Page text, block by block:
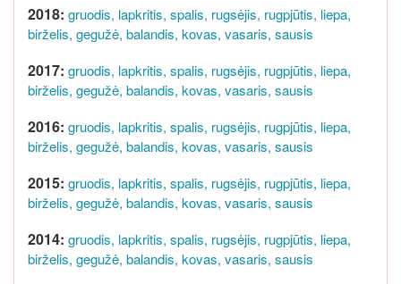
2018: gruodis, lapkritis, spalis, rugsėjis, rugpjūtis, liepa,
birželis, gegužė, balandis, kovas, vasaris, sausis
2017: gruodis, lapkritis, spalis, rugsėjis, rugpjūtis, liepa,
birželis, gegužė, balandis, kovas, vasaris, sausis
2016: gruodis, lapkritis, spalis, rugsėjis, rugpjūtis, liepa,
birželis, gegužė, balandis, kovas, vasaris, sausis
2015: gruodis, lapkritis, spalis, rugsėjis, rugpjūtis, liepa,
birželis, gegužė, balandis, kovas, vasaris, sausis
2014: gruodis, lapkritis, spalis, rugsėjis, rugpjūtis, liepa,
birželis, gegužė, balandis, kovas, vasaris, sausis